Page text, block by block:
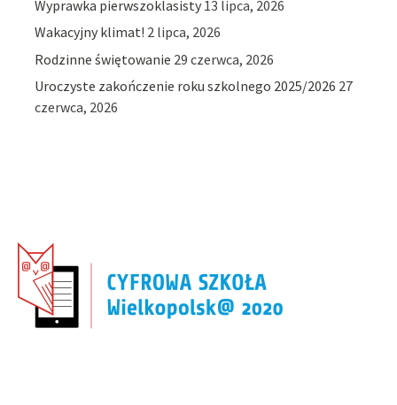
Wyprawka pierwszoklasisty 13 lipca, 2026
Wakacyjny klimat! 2 lipca, 2026
Rodzinne świętowanie 29 czerwca, 2026
Uroczyste zakończenie roku szkolnego 2025/2026 27
czerwca, 2026